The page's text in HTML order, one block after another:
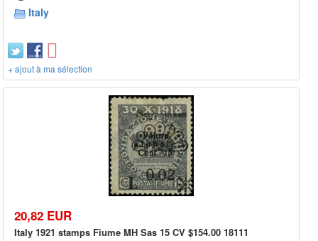
Italy
+ ajout à ma sélection
20,82 EUR
Italy 1921 stamps Fiume MH Sas 15 CV $154.00 18111